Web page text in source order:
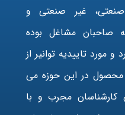
غیر صنعتی و
صاحبان مشاغل بوده
مورد تاییدیه توانیر از
محصول در این حوزه می
کارشناسان مجرب و با